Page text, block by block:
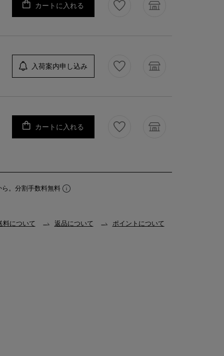
カートに入れる
入荷案内申し込み
カートに入れる
ら。分割手数料無料
料について 返品について ポイントについて